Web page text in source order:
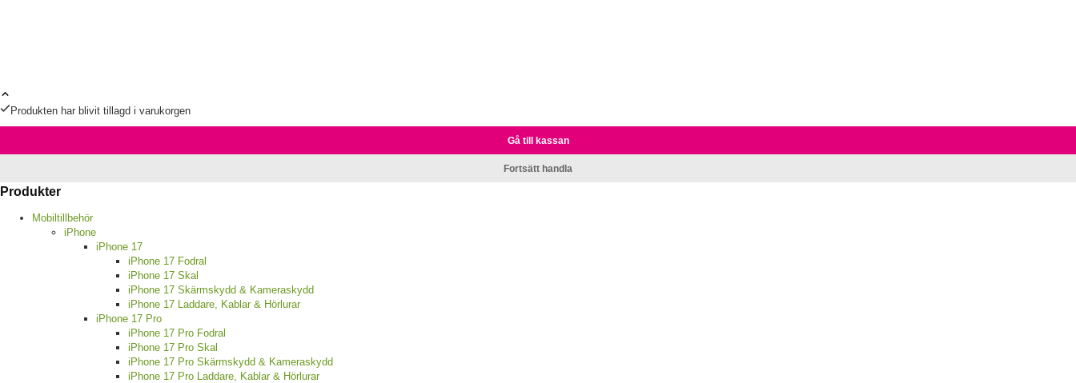
Produkten har blivit tillagd i varukorgen
Gå till kassan
Fortsätt handla
Produkter
Mobiltillbehör
iPhone
iPhone 17
iPhone 17 Fodral
iPhone 17 Skal
iPhone 17 Skärmskydd & Kameraskydd
iPhone 17 Laddare, Kablar & Hörlurar
iPhone 17 Pro
iPhone 17 Pro Fodral
iPhone 17 Pro Skal
iPhone 17 Pro Skärmskydd & Kameraskydd
iPhone 17 Pro Laddare, Kablar & Hörlurar